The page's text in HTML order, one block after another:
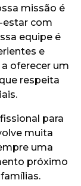
missão é
estar com
equipe é
e
oferecer um
respeita
para
muita
uma
próximo